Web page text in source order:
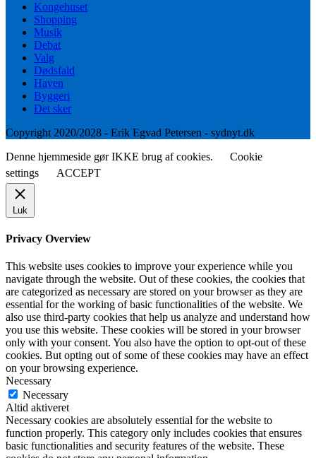
Kongehuset
Shopping
Musik
Debat
Valg
Dødsfald
Haven
Byggeri
Det sker
Copyright 2020/2028 - Erik Egvad Petersen - sydnyt.dk
Denne hjemmeside gør IKKE brug af cookies.
Cookie
settings
ACCEPT
Luk
Privacy Overview
This website uses cookies to improve your experience while you
navigate through the website. Out of these cookies, the cookies that
are categorized as necessary are stored on your browser as they are
essential for the working of basic functionalities of the website. We
also use third-party cookies that help us analyze and understand how
you use this website. These cookies will be stored in your browser
only with your consent. You also have the option to opt-out of these
cookies. But opting out of some of these cookies may have an effect
on your browsing experience.
Necessary
Necessary
Altid aktiveret
Necessary cookies are absolutely essential for the website to
function properly. This category only includes cookies that ensures
basic functionalities and security features of the website. These